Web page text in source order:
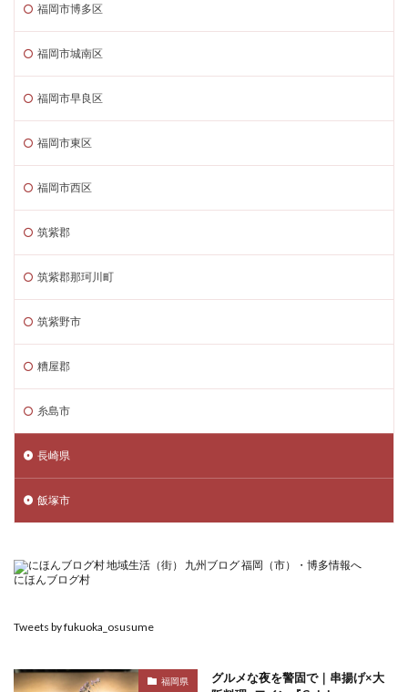
福岡市博多区
福岡市城南区
福岡市早良区
福岡市東区
福岡市西区
筑紫郡
筑紫郡那珂川町
筑紫野市
糟屋郡
糸島市
長崎県
飯塚市
にほんブログ村
Tweets by fukuoka_osusume
福岡県
グルメな夜を警固で｜串揚げ×大